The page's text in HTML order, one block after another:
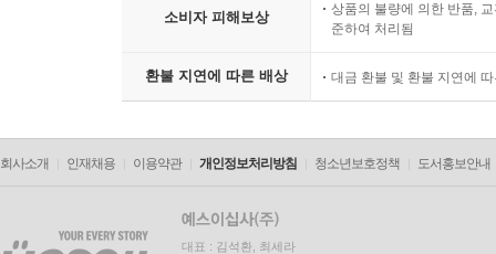
소비자 피해보상
상품의 불량에 의한 반품,
준하여 처리됨
환불 지연에 따른 배상 대금 환불 및 환불 지연에
회사소개 인재채용 이용약관 개인정보처리방침 청소년보호정책 도서홍보안내
대표 : 김석환, 최세라